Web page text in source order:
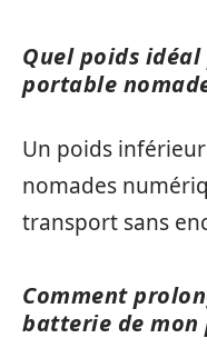
Quel poids
portable
Un poids
nomades
transport sans
Comment
batterie de mon